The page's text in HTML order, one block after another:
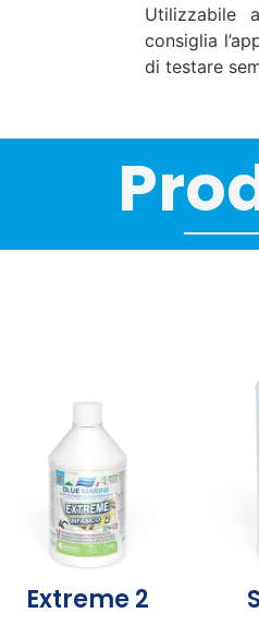
Utilizzabile
consiglia
di testare
Extreme 2